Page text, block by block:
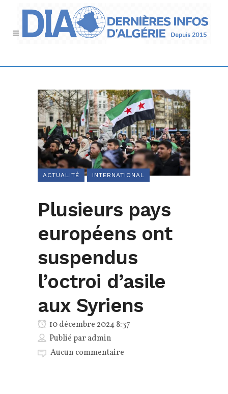
ACTUALITÉ INTERNATIONAL
Plusieurs pays
européens ont
suspendus
l’octroi d’asile
aux Syriens
10 décembre 2024 8:37
Publié paradmin
Aucun commentaire